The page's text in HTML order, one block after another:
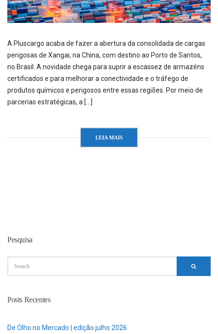
A Pluscargo acaba de fazer a abertura da consolidada de cargas
perigosas de Xangai, na China, com destino ao Porto de Santos,
no Brasil. A novidade chega para suprir a escassez de armazéns
certificados e para melhorar a conectividade e o tráfego de
produtos químicos e perigosos entre essas regiões. Por meio de
parcerias estratégicas, a […]
LEIA MAIS
Pesquisa
Posts Recentes
De Olho no Mercado | edição julho 2026